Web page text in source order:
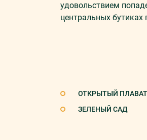
удовольствием
центральных бутиках
ОТКРЫТЫЙ
ЗЕЛЕНЫЙ САД